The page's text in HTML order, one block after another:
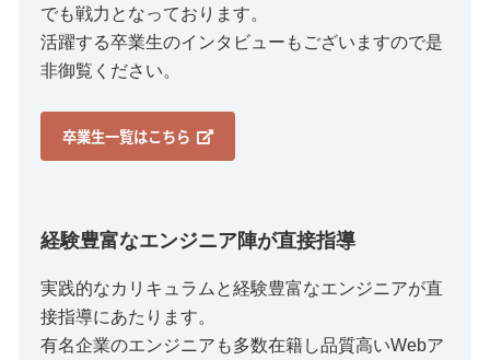
でも戦力となっております。
活躍する卒業生のインタビューもございますので是
非御覧ください。
卒業生一覧はこちら
経験豊富なエンジニア陣が直接指導
実践的なカリキュラムと経験豊富なエンジニアが直
接指導にあたります。
有名企業のエンジニアも多数在籍し品質高いWebア